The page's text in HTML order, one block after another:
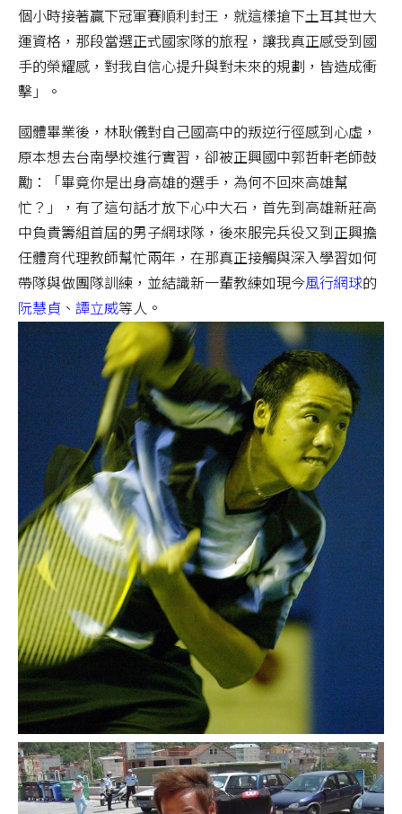
個小時接著贏下冠軍賽順利封王，就這樣搶下土耳其世大
運資格，那段當選正式國家隊的旅程，讓我真正感受到國
手的榮耀感，對我自信心提升與對未來的規劃，皆造成衝
擊」。
國體畢業後，林耿儀對自己國高中的叛逆行徑感到心虛，
原本想去台南學校進行實習，卻被正興國中郭哲軒老師鼓
勵：「畢竟你是出身高雄的選手，為何不回來高雄幫
忙？」，有了這句話才放下心中大石，首先到高雄新莊高
中負責籌組首屆的男子網球隊，後來服完兵役又到正興擔
任體育代理教師幫忙兩年，在那真正接觸與深入學習如何
帶隊與做團隊訓練，並結識新一輩教練如現今風行網球的
阮慧貞 、 譚立威等人。